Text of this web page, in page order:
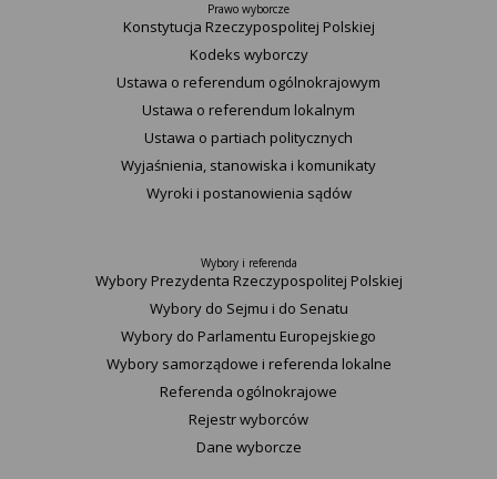
Prawo wyborcze
Konstytucja Rzeczypospolitej Polskiej​
Kodeks wyborczy
Ustawa o referendum ogólnokrajowym
Ustawa o referendum lokalnym
Ustawa o partiach politycznych
Wyjaśnienia, stanowiska i komunikaty
Wyroki i postanowienia sądów
Wybory i referenda
Wybory Prezydenta Rzeczypospolitej Polskiej
Wybory do Sejmu i do Senatu
Wybory do Parlamentu Europejskiego
Wybory samorządowe i referenda lokalne
Referenda ogólnokrajowe
Rejestr wyborców
Dane wyborcze